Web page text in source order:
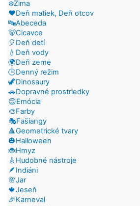
❄️Zima
❤️Deň matiek, Deň otcov
🔤Abeceda
🐻Cicavce
🎈Deň detí
💧Deň vody
🌍Deň zeme
🕒Denný režim
🦖Dinosaury
🚗Dopravné prostriedky
😊Emócia
🎨Farby
🎭Fašiangy
🔺Geometrické tvary
🎃Halloween
🐞Hmyz
🎸Hudobné nástroje
🪶Indiáni
🌸Jar
🍁Jeseň
🎉Karneval